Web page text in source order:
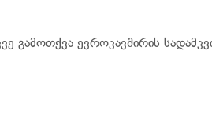
გამოთქვა ევროკავშირის